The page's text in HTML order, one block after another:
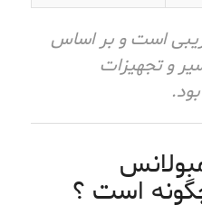
است و بر اساس
و تجهیزات
است ؟